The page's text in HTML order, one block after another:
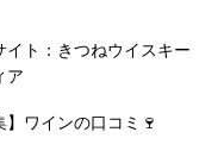
イト：きつねウイスキー
ア
】ワインの口コミ🍷